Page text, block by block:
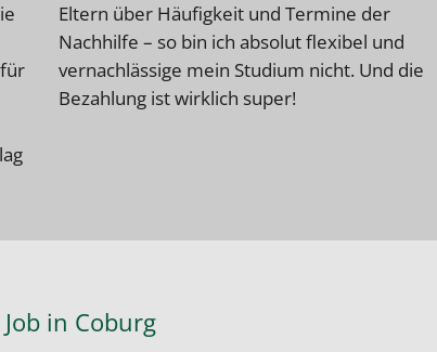
Eltern über Häufigkeit und Termine der
Nachhilfe – so bin ich absolut flexibel und
vernachlässige mein Studium nicht. Und die
Bezahlung ist wirklich super!
in Coburg